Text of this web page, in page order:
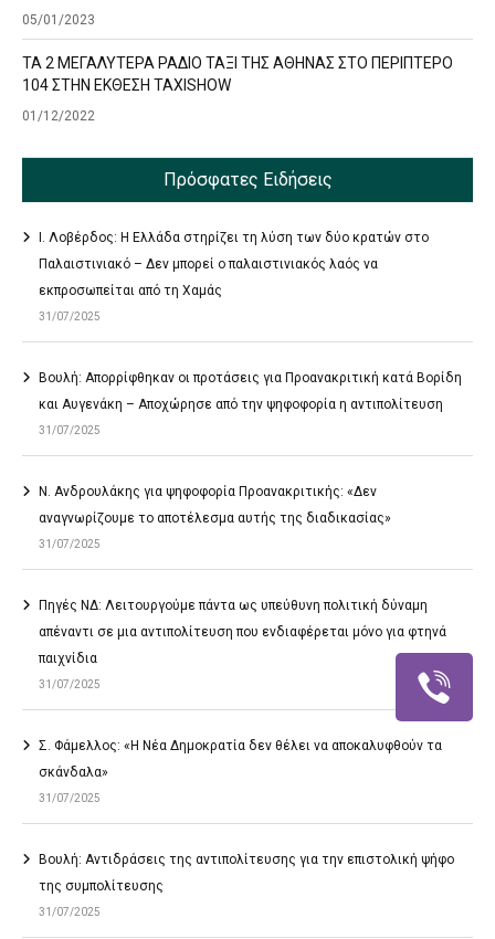
05/01/2023
ΤΑ 2 ΜΕΓΑΛΥΤΕΡΑ ΡΑΔΙΟ ΤΑΞΙ ΤΗΣ ΑΘΗΝΑΣ ΣΤΟ ΠΕΡΙΠΤΕΡΟ
104 ΣΤΗΝ ΕΚΘΕΣΗ TAXISHOW
01/12/2022
Πρόσφατες Ειδήσεις
Ι. Λοβέρδος: Η Ελλάδα στηρίζει τη λύση των δύο κρατών στο
Παλαιστινιακό – Δεν μπορεί ο παλαιστινιακός λαός να
εκπροσωπείται από τη Χαμάς
31/07/2025
Βουλή: Απορρίφθηκαν οι προτάσεις για Προανακριτική κατά Βορίδη
και Αυγενάκη – Αποχώρησε από την ψηφοφορία η αντιπολίτευση
31/07/2025
Ν. Ανδρουλάκης για ψηφοφορία Προανακριτικής: «Δεν
αναγνωρίζουμε το αποτέλεσμα αυτής της διαδικασίας»
31/07/2025
Πηγές ΝΔ: Λειτουργούμε πάντα ως υπεύθυνη πολιτική δύναμη
απέναντι σε μια αντιπολίτευση που ενδιαφέρεται μόνο για φτηνά
παιχνίδια
31/07/2025
Σ. Φάμελλος: «Η Νέα Δημοκρατία δεν θέλει να αποκαλυφθούν τα
σκάνδαλα»
31/07/2025
Βουλή: Αντιδράσεις της αντιπολίτευσης για την επιστολική ψήφο
της συμπολίτευσης
31/07/2025